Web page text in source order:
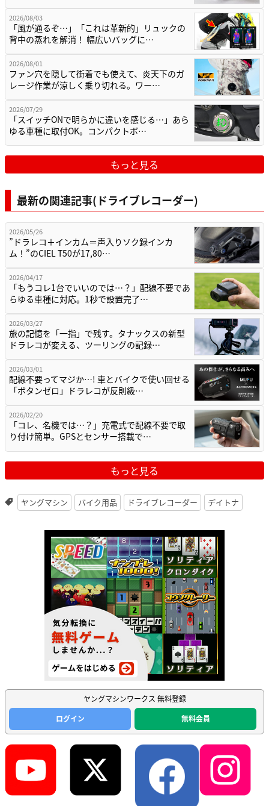
2026/08/03
「風が通るぞ…」「これは革新的」リュックの
背中の蒸れを解消！ 幅広いバッグに…
2026/08/01
ファン穴を隠して街着でも使えて、炎天下のガ
レージ作業が涼しく乗り切れる。ワー…
2026/07/29
「スイッチONで明らかに違いを感じる…」あら
ゆる車種に取付OK。コンパクトボ…
もっと見る
最新の関連記事(ドライブレコーダー)
2026/05/26
”ドラレコ＋インカム＝声入りソク録インカ
ム！”のCIEL T50が17,80…
2026/04/17
「もうコレ1台でいいのでは…？」配線不要であ
らゆる車種に対応。1秒で設置完了…
2026/03/27
旅の記憶を「一指」で残す。タナックスの新型
ドラレコが変える、ツーリングの記録…
2026/03/01
配線不要ってマジか…! 車とバイクで使い回せる
「ボタンゼロ」ドラレコが反則級…
2026/02/20
「コレ、名機では…？」充電式で配線不要で取
り付け簡単。GPSとセンサー搭載で…
もっと見る
ヤングマシン バイク用品 ドライブレコーダー デイトナ
ヤングマシンワークス 無料登録
ログイン
無料会員